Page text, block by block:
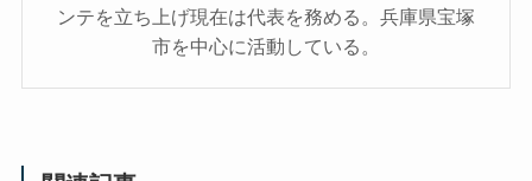
ンテを立ち上げ現在は代表を務める。兵庫県宝塚
市を中心に活動している。